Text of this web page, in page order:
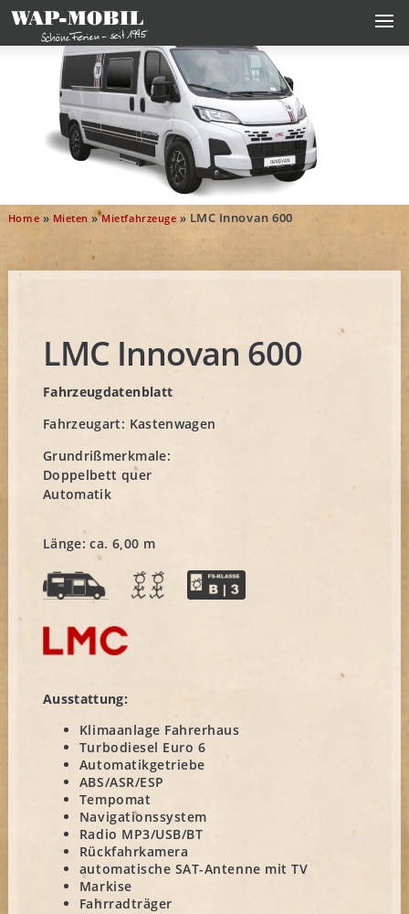
Home » Mieten »Mietfahrzeuge » LMC Innovan 600
LMC Innovan 600
Fahrzeugdatenblatt
Fahrzeugart: Kastenwagen
Grundrißmerkmale:
Doppelbett quer
Automatik
Länge: ca. 6,00 m
Ausstattung:
Klimaanlage Fahrerhaus
Turbodiesel Euro 6
Automatikgetriebe
ABS/ASR/ESP
Tempomat
Navigationssystem
Radio MP3/USB/BT
Rückfahrkamera
automatische SAT-Antenne mit TV
Markise
Fahrradträger